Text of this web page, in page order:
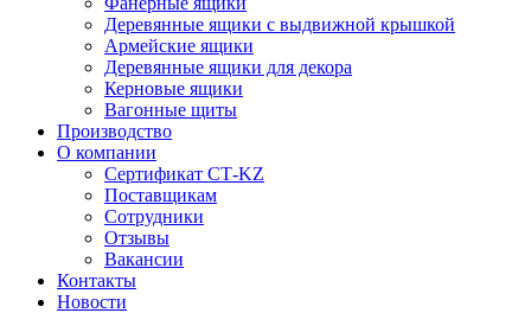
Деревянные ящики с выдвижной крышкой
Армейские ящики
Деревянные ящики для декора
Керновые ящики
Вагонные щиты
Производство
О компании
Сертификат СТ-KZ
Поставщикам
Сотрудники
Отзывы
Вакансии
Контакты
Новости